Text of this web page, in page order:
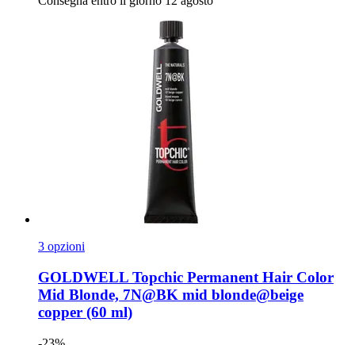
3 opzioni
GOLDWELL Topchic Permanent Hair Color
Mid Blonde, 7N@BK mid blonde@beige
copper (60 ml)